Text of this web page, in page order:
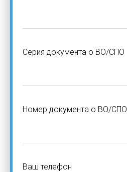
Серия документа о ВО/СПО
Номер документа о ВО/СПО
Ваш телефон